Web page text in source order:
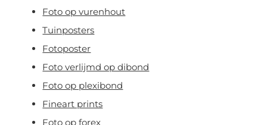
Foto op vurenhout
Tuinposters
Fotoposter
Foto verlijmd op dibond
Foto op plexibond
Fineart prints
Foto op forex